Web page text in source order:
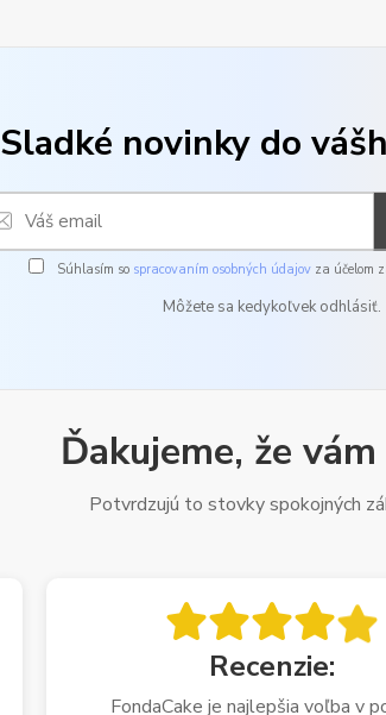
Sladké novinky do
Súhlasím so spracovaním osobných údajovza účelom
Môžete sa kedykoľvek odhlásiť.
Ďakujeme, že
Potvrdzujú to stovky spokojných
Recenzie:
FondaCake je najlepšia voľba v